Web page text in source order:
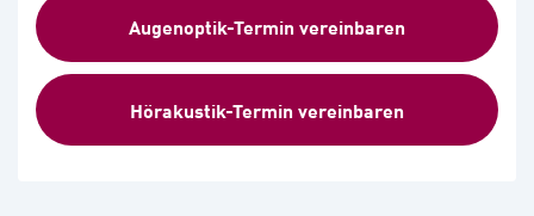
Augenoptik-Termin vereinbaren
Hörakustik-Termin vereinbaren